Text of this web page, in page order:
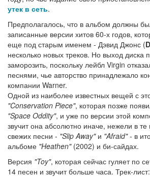
утек в сеть.
Предполагалось, что в альбом должны
записанные версии хитов 60-х годов,
еще под старым именем - Дэвид Джонс (
несколько новых треков. Но выход диска
заморозить, поскольку лейбл Virgin
песнями, чье авторство принадлежало
компании Warner.
Одной из наиболее известных вещей с
"Conservation Piece", которая позже
"Space Oddity", и уже по версии этой
звучит она абсолютно иначе, нежели в
свежих песни - "Slip Away"и "Afraid"- в
альбоме "Heathen"(2002) и би-сайдах.
Версия "Toy", которая сейчас гуляет по
14 песен и звучит больше часа. Трек-лист: